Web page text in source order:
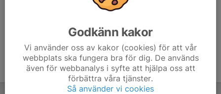
Godkänn kakor
Vi använder oss av kakor (cookies) för att vår
webbplats ska fungera bra för dig. De används
även för webbanalys i syfte att hjälpa oss att
förbättra våra tjänster.
Så använder vi cookies